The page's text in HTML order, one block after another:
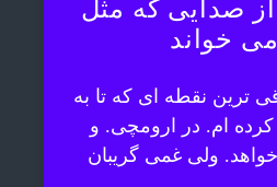
صدایی که مثل
خواند
ترین نقطه ای که تا به
ام. در ارومچی. و
ولی غمی گریبان